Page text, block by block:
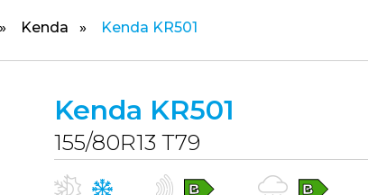
Kenda Kenda KR501
Kenda KR501
155/80R13 T79